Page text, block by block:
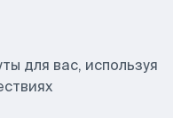
для вас, используя